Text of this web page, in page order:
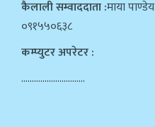
कैलाली सम्वाददाता :माया पाण्डेय
०९१५५०६३८
कम्प्युटर अपरेटर :
…………………………